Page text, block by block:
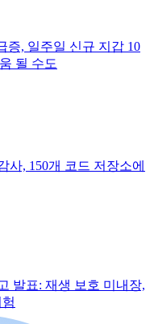
증, 일주일 신규 지갑 10
될 수도
사, 150개 코드 저장소에
발표: 재생 보호 미내장,